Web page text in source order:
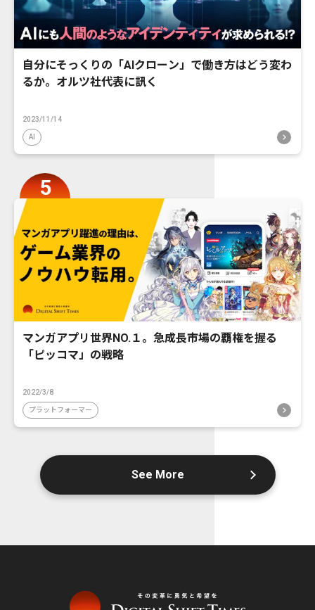
自分にそっくりの「AIクローン」で働き方はどう変わ
るか。オルツ社代表に訊く
2023/11/14
AI
マンガアプリ世界NO.１。急成長市場の覇権を握る
「ピッコマ」の戦略
2022/3/8
プラットフォーマー
See More